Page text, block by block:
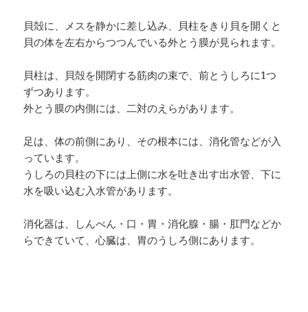
貝殻に、メスを静かに差し込み、貝柱をきり貝を開くと
貝の体を左右からつつんでいる外とう膜が見られます。
貝柱は、貝殻を開閉する筋肉の束で、前とうしろに1つ
ずつあります。
外とう膜の内側には、二対のえらがあります。
足は、体の前側にあり、その根本には、消化管などが入
っています。
うしろの貝柱の下には上側に水を吐き出す出水管、下に
水を吸い込む入水管があります。
消化器は、しんべん・口・胃・消化腺・腸・肛門などか
らできていて、心臓は、胃のうしろ側にあります。